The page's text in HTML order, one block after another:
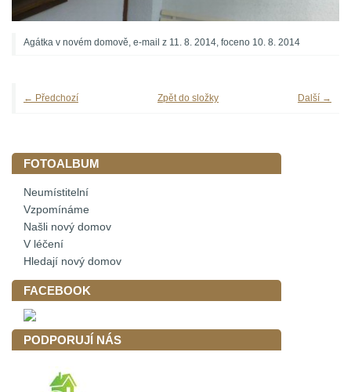
Agátka v novém domově, e-mail z 11. 8. 2014, foceno 10. 8. 2014
← Předchozí Další →
Zpět do složky
FOTOALBUM
Neumístitelní
Vzpomínáme
Našli nový domov
V léčení
Hledají nový domov
FACEBOOK
PODPORUJÍ NÁS